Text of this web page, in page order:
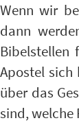
Wenn wir
dann
Apostel sich
über das
sind, welche